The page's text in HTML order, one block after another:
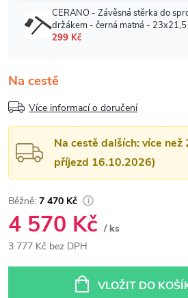
Na cestě
Více informací o doručení
Na cestě dalších: více
příjezd 16.10.2026)
7 470 Kč
4 570 Kč / ks
3 777 Kč bez DPH
VLOŽIT DO